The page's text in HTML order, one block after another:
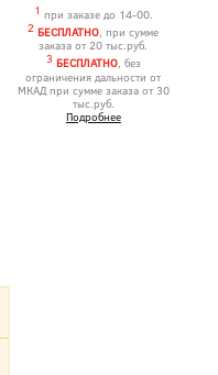
1 при заказе до 14-00.
2 БЕСПЛАТНО, при сумме
заказа от 20 тыс.руб.
3 БЕСПЛАТНО, без
ограничения дальности от
МКАД при сумме заказа от 30
тыс.руб.
Подробнее